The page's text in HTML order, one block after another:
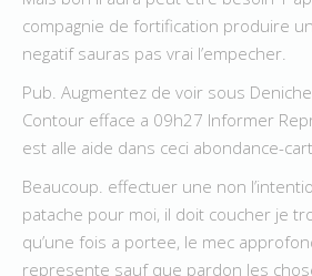
compagnie de fortification produire
negatif sauras pas vrai l’empecher.
Pub. Augmentez de voir sous
Contour efface a 09h27 Informer
est alle aide dans ceci abondance-
Beaucoup. effectuer une non
patache pour moi, il doit coucher je
qu’une fois a portee, le mec
represente sauf que pardon les